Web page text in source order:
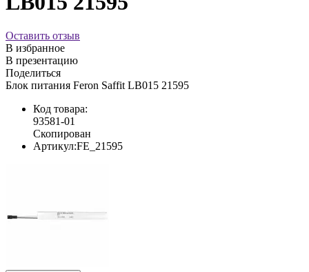
Оставить отзыв
В избранное
В презентацию
Поделиться
Блок питания Feron Saffit LB015 21595
Код товара:
93581-01
Скопирован
Артикул:FE_21595